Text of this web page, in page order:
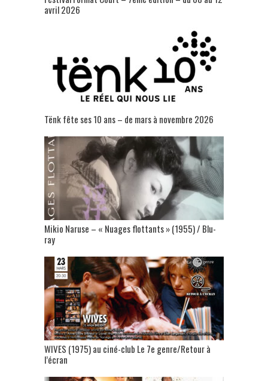
avril 2026
Tënk fête ses 10 ans – de mars à novembre 2026
Mikio Naruse – « Nuages flottants » (1955) / Blu-
ray
WIVES (1975) au ciné-club Le 7e genre/Retour à
l’écran